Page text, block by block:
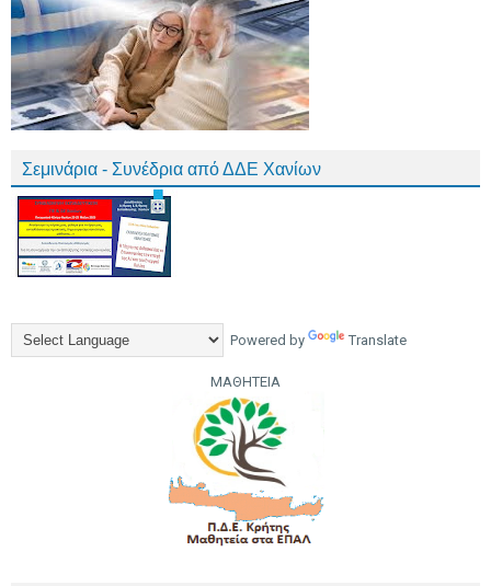
Σεμινάρια - Συνέδρια από ΔΔΕ Χανίων
Powered by Translate
ΜΑΘΗΤΕΙΑ